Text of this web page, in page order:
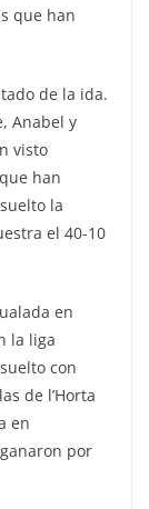
que han
de la ida.
Anabel y
visto
han
la
el 40-10
en
la liga
con
de l’Horta
en
por